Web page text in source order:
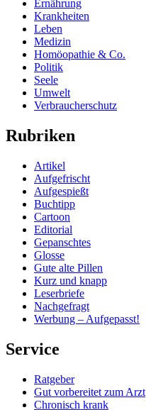
Ernährung
Krankheiten
Leben
Medizin
Homöopathie & Co.
Politik
Seele
Umwelt
Verbraucherschutz
Rubriken
Artikel
Aufgefrischt
Aufgespießt
Buchtipp
Cartoon
Editorial
Gepanschtes
Glosse
Gute alte Pillen
Kurz und knapp
Leserbriefe
Nachgefragt
Werbung – Aufgepasst!
Service
Ratgeber
Gut vorbereitet zum Arzt
Chronisch krank